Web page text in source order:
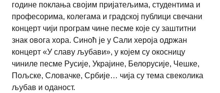
године поклања својим пријатељима, студентима и
професорима, колегама и градској публици свечани
концерт чији програм чине песме које су заштитни
знак овога хора. Синоћ је у Сали хероја одржан
концерт «У славу љубави», у којем су окосницу
чиниле песме Русије, Украјине, Белорусије, Чешке,
Пољске, Словачке, Србије… чија су тема свеколика
љубав и оданост.